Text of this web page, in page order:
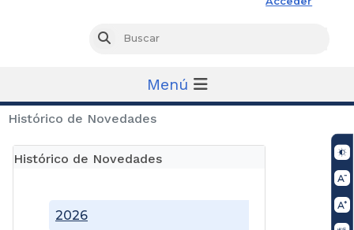
Buscar
Menú
Histórico de Novedades
Histórico de Novedades
2026